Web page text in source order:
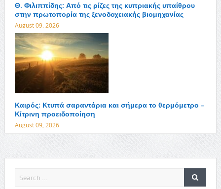
Θ. Φιλιππίδης: Από τις ρίζες της κυπριακής υπαίθρου
στην πρωτοπορία της ξενοδοχειακής βιομηχανίας
August 09, 2026
Καιρός: Κτυπά σαραντάρια και σήμερα το θερμόμετρο –
Κίτρινη προειδοποίηση
August 09, 2026